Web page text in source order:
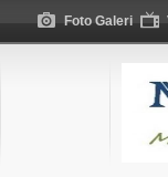
Foto Galeri